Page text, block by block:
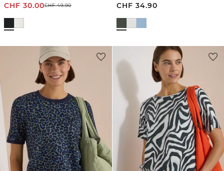
CHF 30.00CHF49.90
CHF 34.90